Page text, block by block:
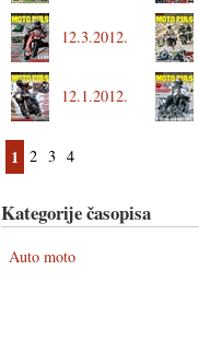
12.3.2012.
12.1.2012.
1 2 3 4
Kategorije časopisa
Auto moto